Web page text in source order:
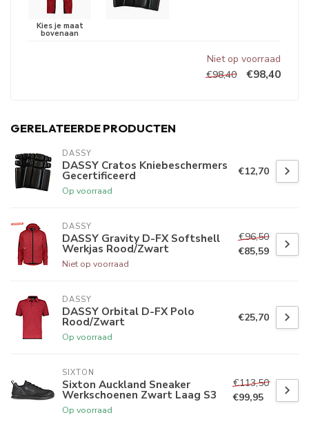
Niet op voorraad
€98,40
€98,40
GERELATEERDE PRODUCTEN
DASSY
DASSY Cratos Kniebeschermers
Gecertificeerd
Op voorraad
€12,70
DASSY
DASSY Gravity D-FX Softshell
Werkjas Rood/Zwart
Niet op voorraad
€96,50
€85,59
DASSY
DASSY Orbital D-FX Polo
Rood/Zwart
Op voorraad
€25,70
SIXTON
Sixton Auckland Sneaker
Werkschoenen Zwart Laag S3
Op voorraad
€113,50
€99,95